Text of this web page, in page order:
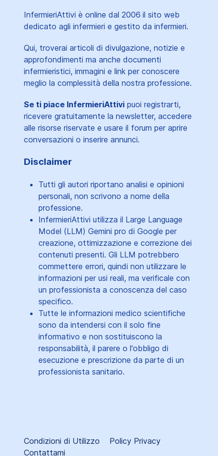
InfermieriAttivi è online dal 2006 il sito web
dedicato agli infermieri e gestito da infermieri.
Qui, troverai articoli di divulgazione, notizie e
approfondimenti ma anche documenti
infermieristici, immagini e link per conoscere
meglio la complessità della nostra professione.
Se ti piace InfermieriAttivi puoi registrarti,
ricevere gratuitamente la newsletter, accedere
alle risorse riservate e usare il forum per aprire
conversazioni o inserire annunci.
Disclaimer
Tutti gli autori riportano analisi e opinioni
personali, non scrivono a nome della
professione.
InfermieriAttivi utilizza il Large Language
Model (LLM) Gemini pro di Google per
creazione, ottimizzazione e correzione dei
contenuti presenti. Gli LLM potrebbero
commettere errori, quindi non utilizzare le
informazioni per usi reali, ma verificale con
un professionista a conoscenza del caso
specifico.
Tutte le informazioni medico scientifiche
sono da intendersi con il solo fine
informativo e non sostituiscono la
responsabilità, il parere o l'obbligo di
esecuzione e prescrizione da parte di un
professionista sanitario.
Condizioni di Utilizzo
Policy Privacy
Contattami